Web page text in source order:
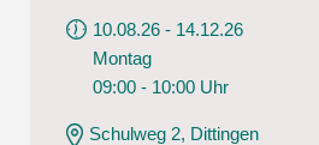
10.08.26 - 14.12.26
Montag
09:00 - 10:00 Uhr
Schulweg 2, Dittingen